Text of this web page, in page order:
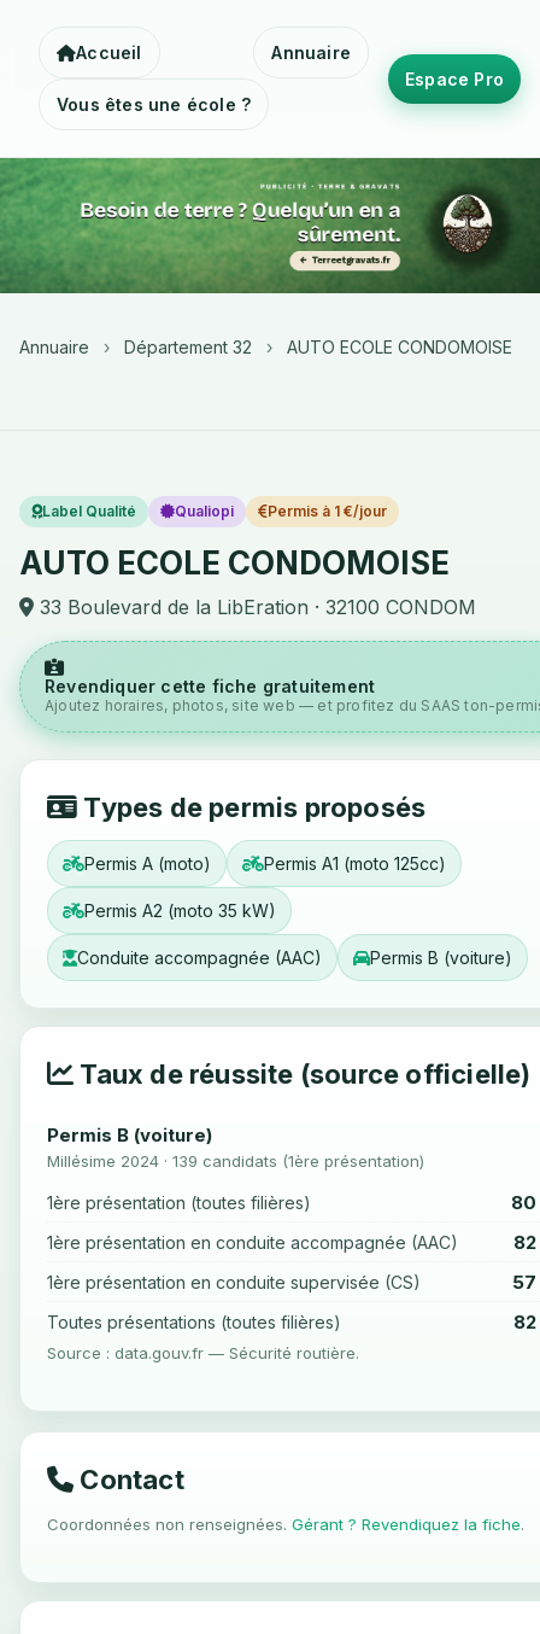
Accueil Annuaire
Vous êtes une école ?
Espace Pro
Annuaire › Département 32 › AUTO ECOLE CONDOMOISE
Label Qualité Qualiopi Permis à 1 €/jour
AUTO ECOLE CONDOMOISE
33 Boulevard de la LibEration · 32100 CONDOM
Revendiquer cette fiche gratuitement
Ajoutez horaires, photos, site web — et profitez du SAAS ton-
Types de permis proposés
Permis A (moto) Permis A1 (moto 125cc)
Permis A2 (moto 35 kW)
Conduite accompagnée (AAC) Permis B (voiture)
Taux de réussite (source officielle)
Permis B (voiture)
Millésime 2024 · 139 candidats (1ère présentation)
1ère présentation (toutes filières) 80
1ère présentation en conduite accompagnée (AAC)
1ère présentation en conduite supervisée (CS) 57
Toutes présentations (toutes filières)
Source : data.gouv.fr — Sécurité routière.
Contact
Coordonnées non renseignées. Gérant ? Revendiquez la fiche.